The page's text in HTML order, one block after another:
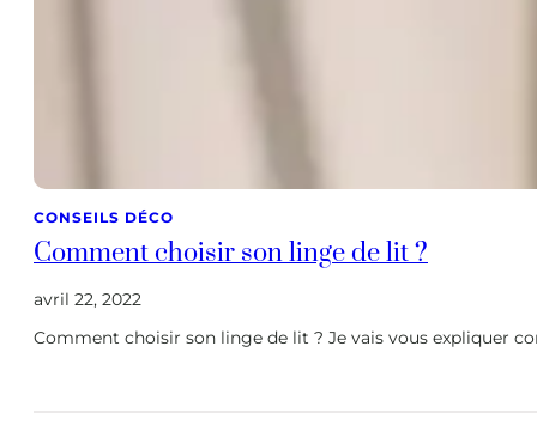
CONSEILS DÉCO
Comment choisir son linge de lit ?
avril 22, 2022
Comment choisir son linge de lit ? Je vais vous expliquer